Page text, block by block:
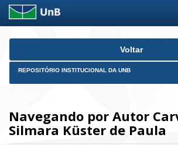
Skip
Voltar
REPOSITÓRIO INSTITUCIONAL DA UNB
Navegando por Autor
Silmara Küster de Paula